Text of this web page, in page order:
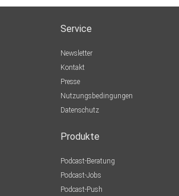
Service
Newsletter
Kontakt
Presse
Nutzungsbedingungen
Datenschutz
Produkte
Podcast-Beratung
Podcast-Jobs
Podcast-Push